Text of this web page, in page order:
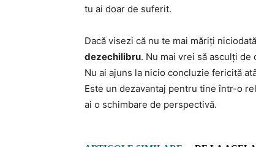
tu ai doar de suferit.
Dacă visezi că nu te mai măriți
dezechilibru. Nu mai vrei să asculți
Nu ai ajuns la nicio concluzie fericită
Este un dezavantaj pentru tine într-o
ai o schimbare de perspectivă.